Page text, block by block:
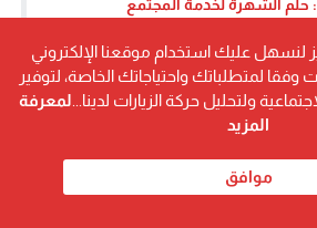
حلم الشهرة لخدمة المجتمع
كافية بقيادة اسلام خيرى وشركاه
القريضي… مسيرة متكاملة تجمع بين
والمشاركة المجتمعية
أسلم تريبلز
لنسهل عليك استخدام موقعنا الإلكتروني
وفقا لمتطلباتك واحتياجاتك الخاصة، لتوفير
ولتحليل حركة الزيارات لدينا... لمعرفة
المزيد
موافق